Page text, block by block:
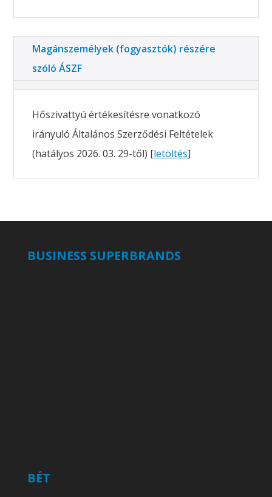
Magánszemélyek (fogyasztók) részére
szóló ÁSZF
Hőszivattyú értékesítésre vonatkozó
irányuló Általános Szerződési Feltételek
(hatályos 2026. 03. 29-től) [letöltés]
BUSINESS SUPERBRANDS
BÉT